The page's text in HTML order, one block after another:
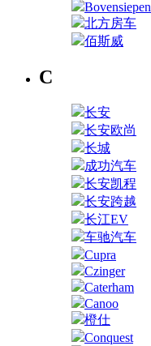
Bovensiepen
北方房车
佰斯威
C
长安
长安欧尚
长城
成功汽车
长安凯程
长安跨越
长江EV
车驰汽车
Cupra
Czinger
Caterham
Canoo
橙仕
Conquest